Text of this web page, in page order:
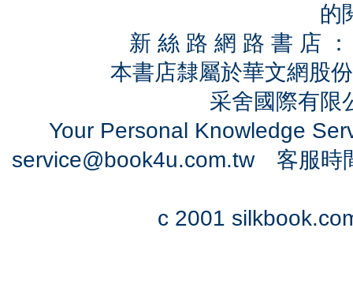
的
新 絲 路 網 路 書 店
本書店隸屬於華文網股
采舍國際有
Your Personal Knowledge
service@book4u.com.tw客服時
c 2001